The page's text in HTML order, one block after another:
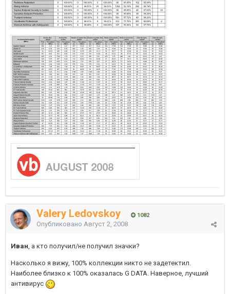
Valery Ledovskoy 1082
Опубликовано Август 2, 2008
Иван, а кто получил/не получил значки?
Насколько я вижу, 100% коллекции никто не задетектил.
Наиболее близко к 100% оказалась G DATA. Наверное, лучший
антивирус